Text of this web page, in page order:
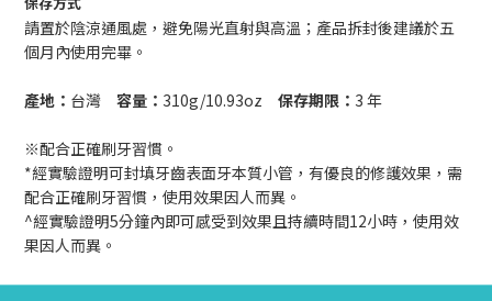
請置於陰涼通風處，避免陽光直射與高溫；產品拆封後建議於五
個月內使用完畢。
產地： 台灣 容量： 310g/10.93oz 保存期限： 3 年
※配合正確刷牙習慣。
*經實驗證明可封填牙齒表面牙本質小管，有優良的修護效果，需
配合正確刷牙習慣，使用效果因人而異。
^經實驗證明5分鐘內即可感受到效果且持續時間12小時，使用效
果因人而異。